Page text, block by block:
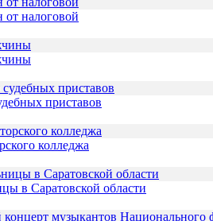
от налоговой
приставов
колледжа
в Саратовской области